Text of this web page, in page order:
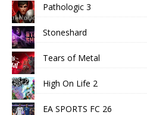
Pathologic 3
Stoneshard
Tears of Metal
High On Life 2
EA SPORTS FC 26